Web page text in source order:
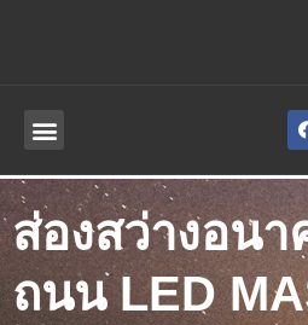
ส่องสว่างอน
ถนน LED